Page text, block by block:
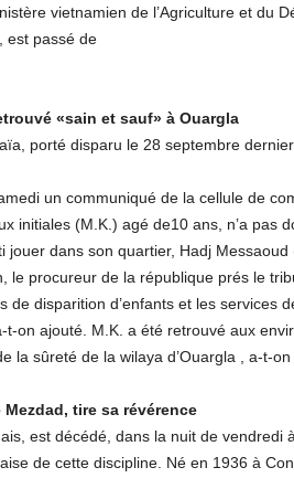
vietnamien de l’Agriculture et du
est passé de
«sain et sauf» à Ouargla
porté disparu le 28 septembre
un communiqué de la cellule de
initiales (M.K.) agé de10 ans, n’a pas
jouer dans son quartier, Hadj
le procureur de la république prés le
de disparition d’enfants et les services
t-on ajouté. M.K. a été retrouvé aux
la sûreté de la wilaya d’Ouargla , a-t-on
tire sa révérence
est décédé, dans la nuit de vendredi
de cette discipline. Né en 1936 à